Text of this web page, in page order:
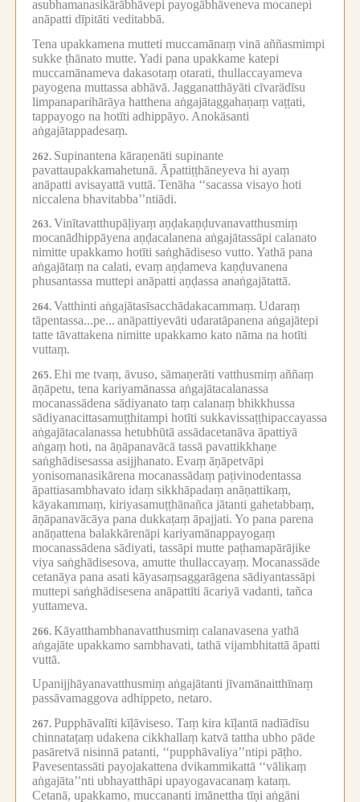
asubhamanasikārābhāvepi payogābhāveneva mocanepi
anāpatti dīpitāti veditabbā.
Tena upakkamena mutteti muccamānaṃ vinā aññasmimpi
sukke ṭhānato mutte. Yadi pana upakkame katepi
muccamānameva dakasotaṃ otarati, thullaccayameva
payogena muttassa abhāvā. Jagganatthāyāti cīvarādīsu
limpanaparihārāya hatthena aṅgajātaggahaṇaṃ vaṭṭati,
tappayogo na hotīti adhippāyo. Anokāsanti
aṅgajātappadesaṃ.
262. Supinantena kāraṇenāti supinante
pavattaupakkamahetunā. Āpattiṭṭhāneyeva hi ayaṃ
anāpatti avisayattā vuttā. Tenāha ‘‘sacassa visayo hoti
niccalena bhavitabba’’ntiādi.
263. Vinītavatthupāḷiyaṃ aṇḍakaṇḍuvanavatthusmiṃ
mocanādhippāyena aṇḍacalanena aṅgajātassāpi calanato
nimitte upakkamo hotīti saṅghādiseso vutto. Yathā pana
aṅgajātaṃ na calati, evaṃ aṇḍameva kaṇḍuvanena
phusantassa muttepi anāpatti aṇḍassa anaṅgajātattā.
264. Vatthinti aṅgajātasīsacchādakacammaṃ. Udaraṃ
tāpentassa...pe... anāpattiyevāti udaratāpanena aṅgajātepi
tatte tāvattakena nimitte upakkamo kato nāma na hotīti
vuttaṃ.
265. Ehi me tvaṃ, āvuso, sāmaṇerāti vatthusmiṃ aññaṃ
āṇāpetu, tena kariyamānassa aṅgajātacalanassa
mocanassādena sādiyanato taṃ calanaṃ bhikkhussa
sādiyanacittasamuṭṭhitampi hotīti sukkavissaṭṭhipaccayassa
aṅgajātacalanassa hetubhūtā assādacetanāva āpattiyā
aṅgaṃ hoti, na āṇāpanavācā tassā pavattikkhaṇe
saṅghādisesassa asijjhanato. Evaṃ āṇāpetvāpi
yonisomanasikārena mocanassādaṃ paṭivinodentassa
āpattiasambhavato idaṃ sikkhāpadaṃ anāṇattikaṃ,
kāyakammaṃ, kiriyasamuṭṭhānañca jātanti gahetabbaṃ,
āṇāpanavācāya pana dukkaṭaṃ āpajjati. Yo pana parena
anāṇattena balakkārenāpi kariyamānappayogaṃ
mocanassādena sādiyati, tassāpi mutte paṭhamapārājike
viya saṅghādisesova, amutte thullaccayaṃ. Mocanassāde
cetanāya pana asati kāyasaṃsaggarāgena sādiyantassāpi
muttepi saṅghādisesena anāpattīti ācariyā vadanti, tañca
yuttameva.
266. Kāyatthambhanavatthusmiṃ calanavasena yathā
aṅgajāte upakkamo sambhavati, tathā vijambhitattā āpatti
vuttā.
Upanijjhāyanavatthusmiṃ aṅgajātanti jīvamānaitthīnaṃ
passāvamaggova adhippeto, netaro.
267. Pupphāvalīti kīḷāviseso. Taṃ kira kīḷantā nadīādīsu
chinnataṭaṃ udakena cikkhallaṃ katvā tattha ubho pāde
pasāretvā nisinnā patanti, ‘‘pupphāvaliya’’ntipi pāṭho.
Pavesentassāti payojakattena dvikammikattā ‘‘vālikaṃ
aṅgajāta’’nti ubhayatthāpi upayogavacanaṃ kataṃ.
Cetanā, upakkamo, muccananti imānettha tīṇi aṅgāni